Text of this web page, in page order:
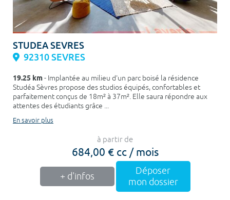
STUDEA SEVRES
92310 SEVRES
19.25 km- Implantée au milieu d'un parc boisé la résidence
Studéa Sèvres propose des studios équipés, confortables et
parfaitement conçus de 18m² à 37m². Elle saura répondre aux
attentes des étudiants grâce ...
En savoir plus
à partir de
684,00 € cc / mois
+ d'infos
Déposer
mon dossier